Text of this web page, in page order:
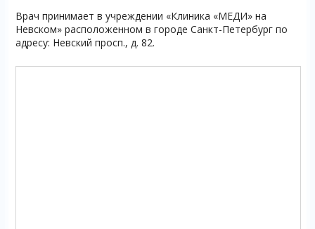
Врач принимает в учреждении «Клиника «МЕДИ» на
Невском» расположенном в городе Санкт-Петербург по
адресу: Невский просп., д. 82.